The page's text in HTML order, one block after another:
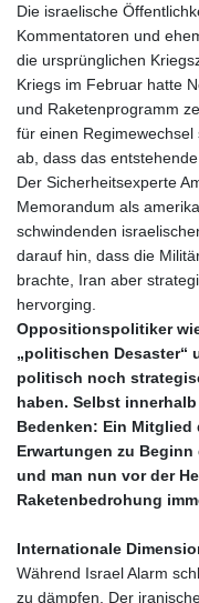
Die israelische
Kommentatoren und
die ursprünglichen
Kriegs im Februar hatte
und Raketenprogramm
für einen
ab, dass das
Der Sicherheitsexperte
Memorandum als
schwindenden
darauf hin, dass die
brachte, Iran aber
hervorging.
Oppositionspolitiker
„politischen Desaster“
politisch noch
haben. Selbst
Bedenken: Ein
Erwartungen zu
und man nun vor der
Raketenbedrohung
Internationale
Während Israel Alarm
zu dämpfen. Der